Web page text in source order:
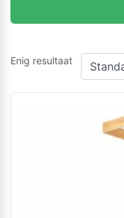
Enig resultaat